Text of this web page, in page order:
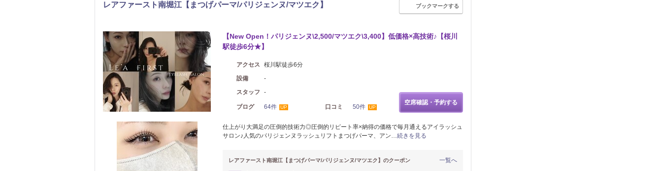
レアファースト南堀江【まつげパーマ/パリジェンヌ/マツエク】 ブックマークする
【New Open！パリジェンヌ\2,500/マツエク\3,400】低価格×高技術♪【桜川
駅徒歩6分★】
アクセス
桜川駅徒歩6分
設備
-
スタッフ
-
ブログ 64件 UP 口コミ 50件 UP
空席確認・予約する
仕上がり大満足の圧倒的技術力◎圧倒的リピート率×納得の価格で毎月通えるアイラッシュ
サロン♪人気のパリジェンヌラッシュリフトまつげパーマ、アン…続きを見る
一覧へ
レアファースト南堀江【まつげパーマ/パリジェンヌ/マツエク】のクーポン